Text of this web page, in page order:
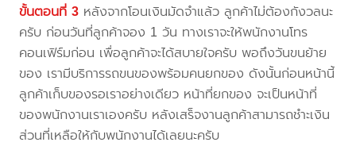
ขั้นตอนที่ 3 หลังจากโอนเงินมัดจำแล้ว ลูกค้าไม่ต้องกังวลนะ
ครับ ก่อนวันที่ลูกค้าจอง 1 วัน ทางเราจะให้พนักงานโทร
คอนเฟิร์มก่อน เพื่อลูกค้าจะได้สบายใจครับ พอถึงวันขนย้าย
ของ เรามีบริการรถขนของพร้อมคนยกของ ดังนั้นก่อนหน้านี้
ลูกค้าเก็บของรอเราอย่างเดียว หน้าที่ยกของ จะเป็นหน้าที่
ของพนักงานเราเองครับ หลังเสร็จงานลูกค้าสามารถชำะเงิน
ส่วนที่เหลือให้กับพนักงานได้เลยนะครับ